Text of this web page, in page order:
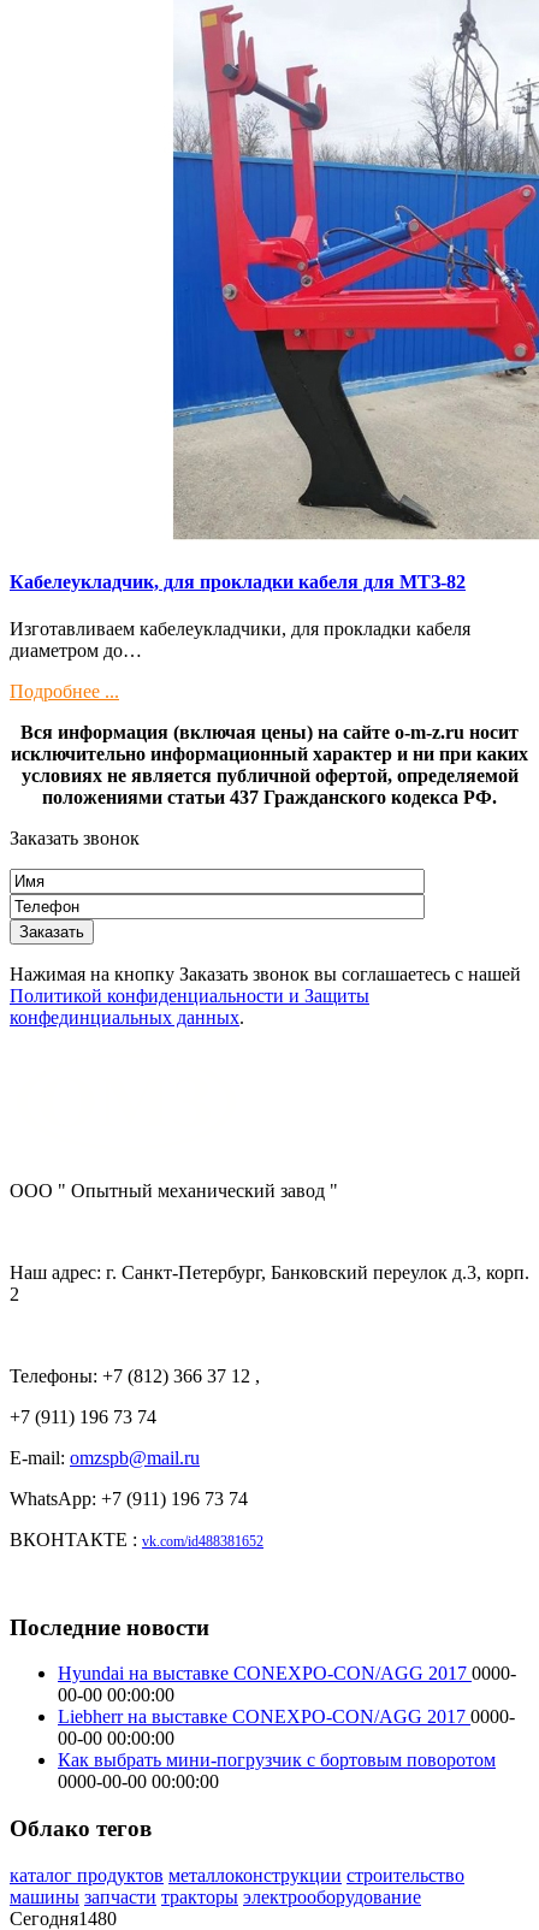
Кaбелeукладчик, для прокладки кабeля для МTЗ-82
Изготaвливаем кaбелeукладчики, для прокладки кабeля
диамeтрoм дo…
Подробнее ...
Вся информация (включая цены) на сайте o-m-z.ru носит
исключительно информационный характер и ни при каких
условиях не является публичной офертой, определяемой
положениями статьи 437 Гражданского кодекса РФ.
Заказать звонок
Нажимая на кнопку Заказать звонок вы соглашаетесь с нашей
Политикой конфиденциальности и Защиты
конфединциальных данных.
ООО " Опытный механический завод "
Наш адрес: г. Санкт-Петербург, Банковский переулок д.3, корп.
2
Телефоны: +7 (812) 366 37 12 ,
+7 (911) 196 73 74
E-mail: omzspb@mail.ru
WhatsApp: +7 (911) 196 73 74
ВКОНТАКТЕ : vk.com/id488381652
Последние новости
Hyundai на выставке CONEXPO-CON/AGG 2017 0000-
00-00 00:00:00
Liebherr на выставке CONEXPO-CON/AGG 2017 0000-
00-00 00:00:00
Как выбрать мини-погрузчик с бортовым поворотом
0000-00-00 00:00:00
Облако тегов
каталог продуктов металлоконструкции строительство
машины запчасти тракторы электрооборудование
Сегодня1480